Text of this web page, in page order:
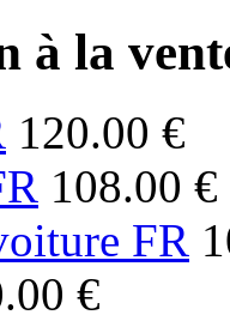
à la
120.00 €
108.00 €
FR
€